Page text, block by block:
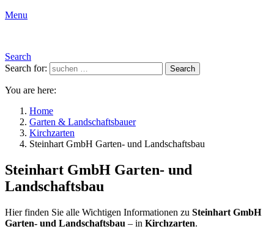
Menu
Search
Search for:
Search
You are here:
Home
Garten & Landschaftsbauer
Kirchzarten
Steinhart GmbH Garten- und Landschaftsbau
Steinhart GmbH Garten- und
Landschaftsbau
Hier finden Sie alle Wichtigen Informationen zu Steinhart GmbH
Garten- und Landschaftsbau – in Kirchzarten.